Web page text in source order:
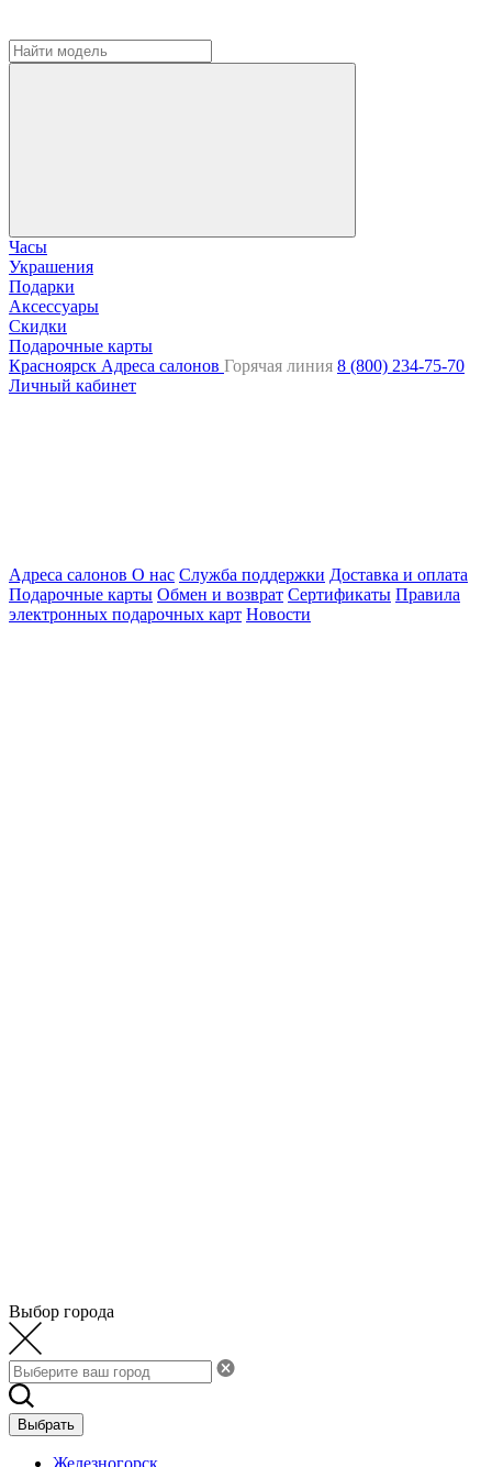
Часы
Украшения
Подарки
Аксессуары
Скидки
Подарочные карты
Красноярск Адреса салонов Горячая линия 8 (800) 234-75-70
Личный кабинет
Адреса салонов О нас Служба поддержки Доставка и оплата
Подарочные карты Обмен и возврат Сертификаты Правила
электронных подарочных карт Новости
Выбор города
Выбрать
Железногорск